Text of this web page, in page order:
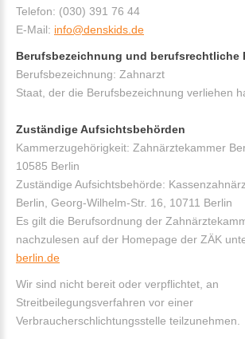
Telefon: (030) 391 76 44
E-Mail: info@denskids.de
Berufsbezeichnung und berufsrechtliche
Berufsbezeichnung: Zahnarzt
Staat, der die Berufsbezeichnung verliehen
Zuständige Aufsichtsbehörden
Kammerzugehörigkeit: Zahnärztekammer
10585 Berlin
Zuständige Aufsichtsbehörde:
Berlin, Georg-Wilhelm-Str. 16, 10711 Berlin
Es gilt die Berufsordnung der
nachzulesen auf der Homepage der ZÄK
berlin.de
Wir sind nicht bereit oder verpflichtet, an
Streitbeilegungsverfahren vor einer
Verbraucherschlichtungsstelle teilzunehmen.